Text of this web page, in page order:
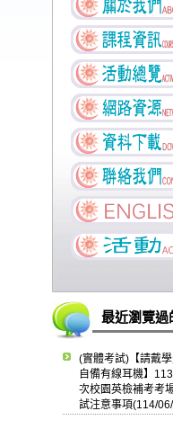
最近瀏覽過
(實體考試)【請戴學
自備有線耳機】
次校園英檢補考考
試注意事項(114/